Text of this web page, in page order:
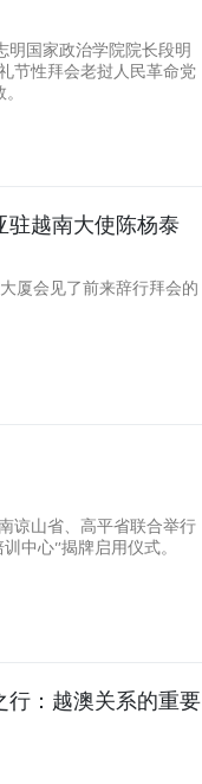
明国家政治学院院长段明
节性拜会老挝人民革命党
驻越南大使陈杨泰
厦会见了前来辞行拜会的
谅山省、高平省联合举行
中心”揭牌启用仪式。
行：越澳关系的重要